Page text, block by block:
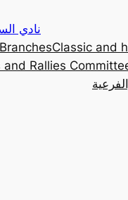
نادي
BranchesClassic and
and Rallies